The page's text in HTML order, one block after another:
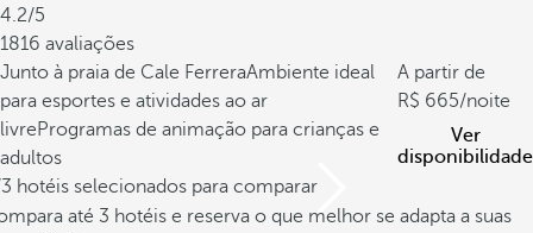
4.2/5
1816 avaliações
Junto à praia de Cale FerreraAmbiente ideal
para esportes e atividades ao ar
livreProgramas de animação para crianças e
adultos
A partir de
665/noite
Ver
disponibilidade
hotéis selecionados para comparar
até 3 hotéis e reserva o que melhor se adapta a suas